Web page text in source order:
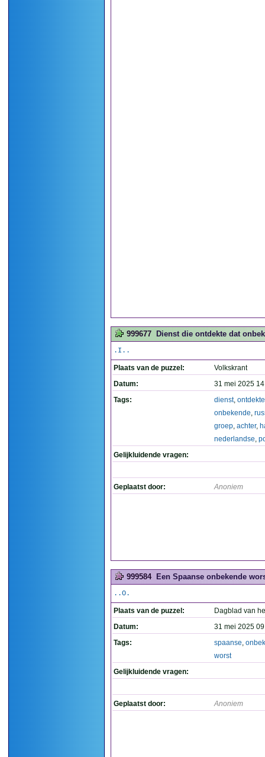
999677 Dienst die ontdekte dat
.I..
Plaats van de puzzel:
Volkskrant
Datum:
31 mei 2025
Tags:
dienst, ontdekte
onbekende,
groep, achter,
nederlandse,
Gelijkluidende vragen:
Geplaatst door: Anoniem
999584 Een Spaanse onbekende
..O.
Plaats van de puzzel:
Dagblad van
Datum:
31 mei 2025
Tags:
spaanse,
worst
Gelijkluidende vragen:
Geplaatst door: Anoniem